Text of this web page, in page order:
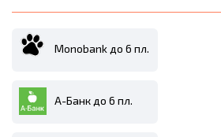
Monobank до 6 пл.
А-Банк до 6 пл.